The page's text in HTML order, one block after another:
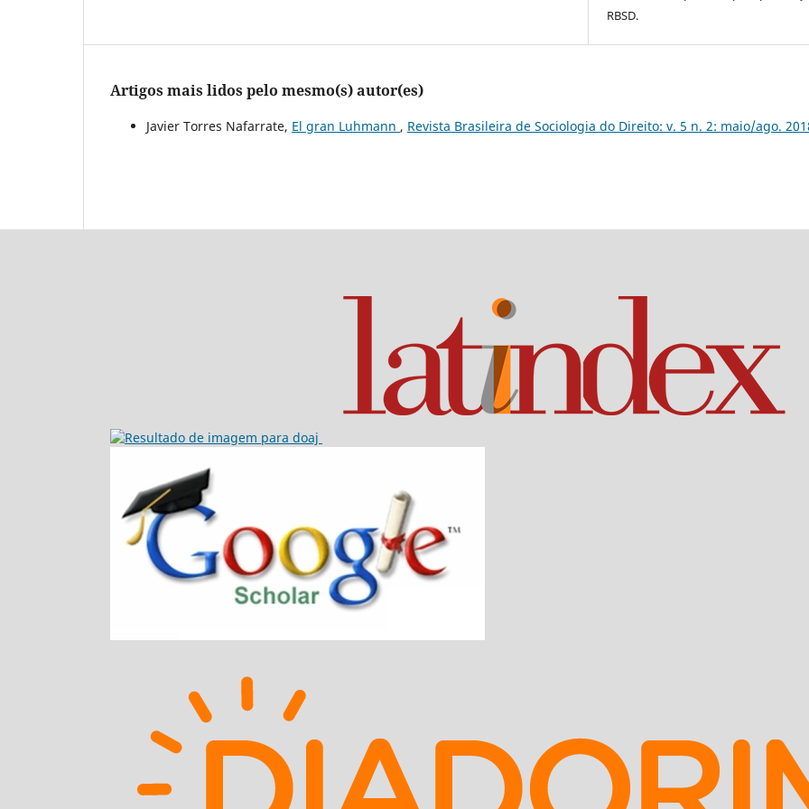
RBSD.
Artigos mais lidos pelo mesmo(s) autor(es)
Javier Torres Nafarrate, El gran Luhmann , Revista Brasileira de Sociologia do Direito: v. 5 n. 2: maio/ago.